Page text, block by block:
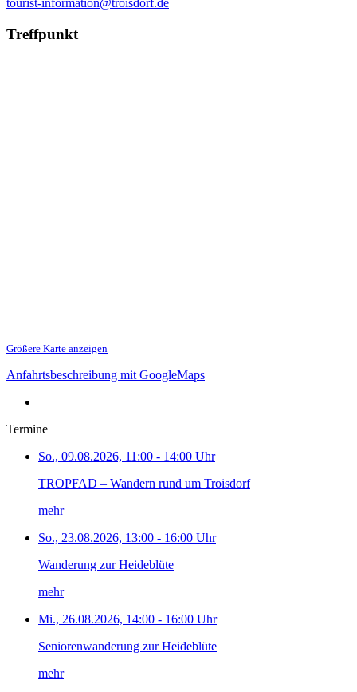
tourist-information@troisdorf.de
Treffpunkt
Größere Karte anzeigen
Anfahrtsbeschreibung mit GoogleMaps
Termine
So., 09.08.2026, 11:00 - 14:00 Uhr
TROPFAD – Wandern rund um Troisdorf
mehr
So., 23.08.2026, 13:00 - 16:00 Uhr
Wanderung zur Heideblüte
mehr
Mi., 26.08.2026, 14:00 - 16:00 Uhr
Seniorenwanderung zur Heideblüte
mehr